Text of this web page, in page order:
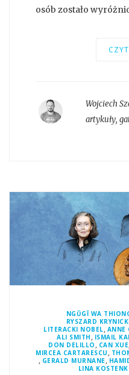
osób zostało
Wojciech
artykuły,
NGŨGĨ WA
RYSZARD
LITERACKI NOBEL, ANNE
ALI SMITH , ISMAIL
DON DELILLO , CAN XUE
MIRCEA CARTARESCU ,
, GERALD MURNANE,
LINA